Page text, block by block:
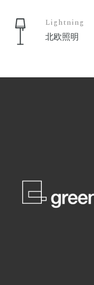
Lightning
北欧照明